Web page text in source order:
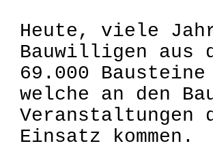
Heute, viele
Bauwilligen aus
69.000
welche an den
Veranstaltungen
Einsatz kommen.